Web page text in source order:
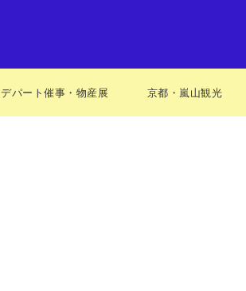
デパート催事・物産展 京都・嵐山観光